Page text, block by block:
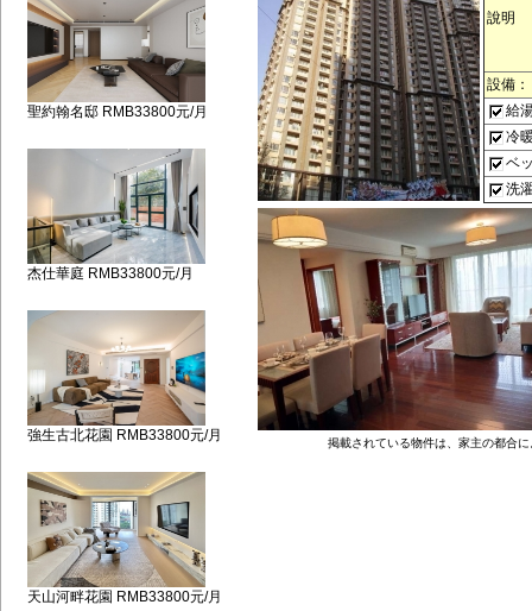
聖約翰名邸 RMB33800元/月
杰仕華庭 RMB33800元/月
強生古北花園 RMB33800元/月
天山河畔花園 RMB33800元/月
說明
設備：
給
冷
ベ
洗
掲載されている物件は、家主の都合